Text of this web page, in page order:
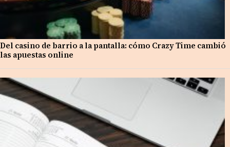
Del casino de barrio a la pantalla: cómo Crazy Time cambió
las apuestas online